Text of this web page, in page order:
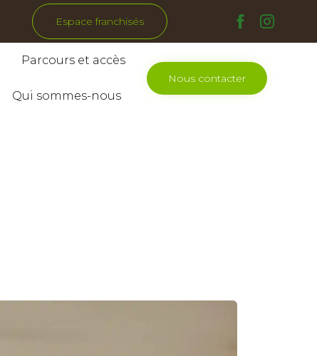
Espace franchisés
content
Parcours et accès
Qui sommes-nous
Nous contacter